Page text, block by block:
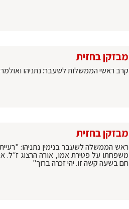
מבזקן בחזית
קרב ראשי הממשלות לשעבר: נתניהו
מבזקן בחזית
ראש הממשלה לשעבר בנימין נתניהו:
משפחתו על פטירת אמו, אורה הרצוג ז״ל.
חם בשעה קשה זו. יהי זכרה ברוך"